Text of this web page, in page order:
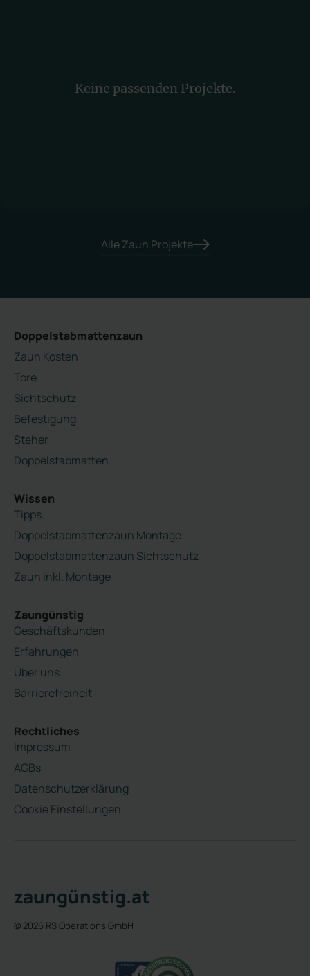
Keine passenden Projekte.
Alle Zaun Projekte
Doppelstabmattenzaun
Zaun Kosten
Tore
Sichtschutz
Befestigung
Steher
Doppelstabmatten
Wissen
Tipps
Doppelstabmattenzaun Montage
Doppelstabmattenzaun Sichtschutz
Zaun inkl. Montage
Zaungünstig
Geschäftskunden
Erfahrungen
Über uns
Barrierefreiheit
Rechtliches
Impressum
AGBs
Datenschutzerklärung
Cookie Einstellungen
zaungünstig.at
© 2026 RS Operations GmbH